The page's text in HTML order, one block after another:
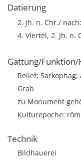
Datierung
2. Jh. n. Chr./
4. Viertel, 2. Jh. n.
Gattung/
Relief;
Grab
zu Monument
Kulturepoche:
Technik
Bildhauerei